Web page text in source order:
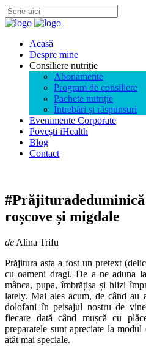
Acasă
Despre mine
Consiliere nutriție
Abonamente
Program de consiliere
Pachete nutriție
Întrebări și răspunsuri
Evenimente Corporate
Povești iHealth
Blog
Contact
roșcove și migdale
de Alina Trifu
Prăjitura asta a fost un pretext
cu oameni dragi. De a ne aduna
mânca, pupa, îmbrățișa și hlizi
lately. Mai ales acum, de când au
dolofani în peisajul nostru de
fiecare dată când mușcă cu
preparatele sunt apreciate la
atât mai speciale.